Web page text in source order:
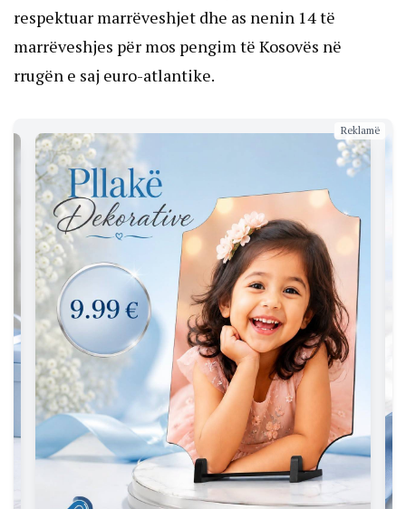
respektuar marrëveshjet dhe as nenin 14 të
marrëveshjes për mos pengim të Kosovës në
rrugën e saj euro-atlantike.
Reklamë